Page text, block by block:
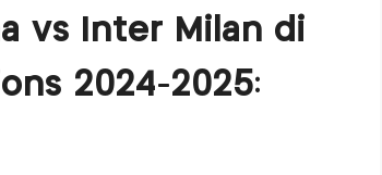
vs Inter Milan di
2024-2025: